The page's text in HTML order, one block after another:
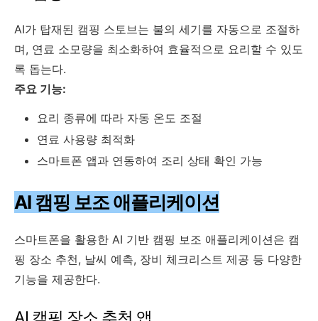
AI가 탑재된 캠핑 스토브는 불의 세기를 자동으로 조절하
며, 연료 소모량을 최소화하여 효율적으로 요리할 수 있도
록 돕는다.
주요 기능:
요리 종류에 따라 자동 온도 조절
연료 사용량 최적화
스마트폰 앱과 연동하여 조리 상태 확인 가능
AI 캠핑 보조 애플리케이션
스마트폰을 활용한 AI 기반 캠핑 보조 애플리케이션은 캠
핑 장소 추천, 날씨 예측, 장비 체크리스트 제공 등 다양한
기능을 제공한다.